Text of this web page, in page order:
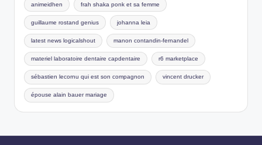
animeidhen frah shaka ponk et sa femme
guillaume rostand genius johanna leia
latest news logicalshout manon contandin-fernandel
materiel laboratoire dentaire capdentaire r6 marketplace
sébastien lecornu qui est son compagnon vincent drucker
épouse alain bauer mariage